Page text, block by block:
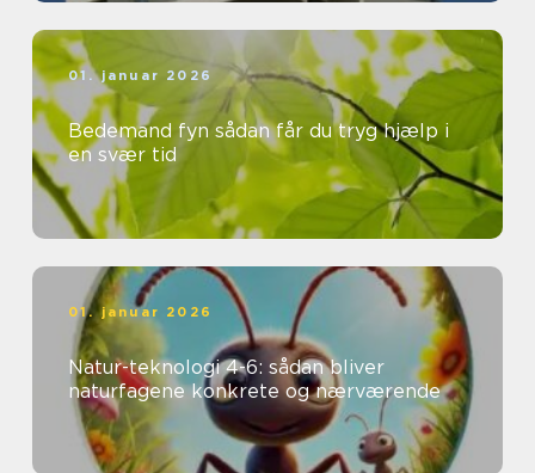
01. januar 2026
Bedemand fyn sådan får du tryg hjælp i
en svær tid
01. januar 2026
Natur-teknologi 4-6: sådan bliver
naturfagene konkrete og nærværende